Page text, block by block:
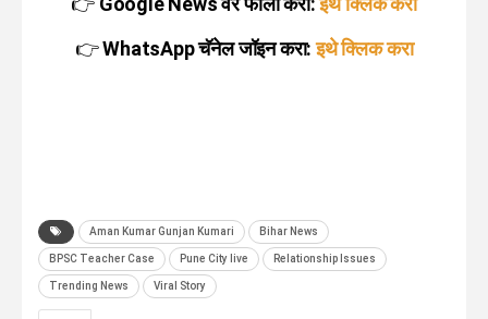
👉WhatsApp चॅनेल जॉइन करा: इथे क्लिक करा
Aman Kumar Gunjan Kumari Bihar News
BPSC Teacher Case Pune City live Relationship Issues
Trending News Viral Story